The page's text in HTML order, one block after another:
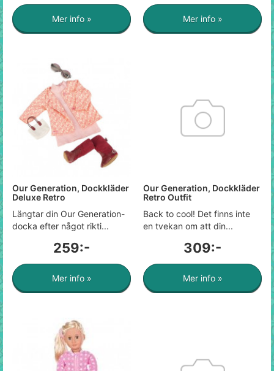
Mer info » Mer info »
Our Generation, Dockkläder
Deluxe Retro
Längtar din Our Generation-
docka efter något rikti...
259:-
Mer info »
Our Generation, Dockkläder
Retro Outfit
Back to cool! Det finns inte
en tvekan om att din...
309:-
Mer info »